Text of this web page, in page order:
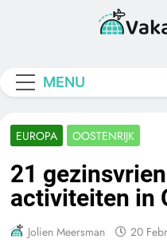
MENU
EUROPA OOSTENRIJK
21
activiteiten in
Jolien Meersman 20